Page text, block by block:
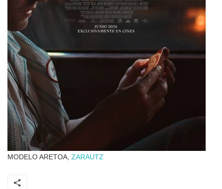
MODELO ARETOA, ZARAUTZ